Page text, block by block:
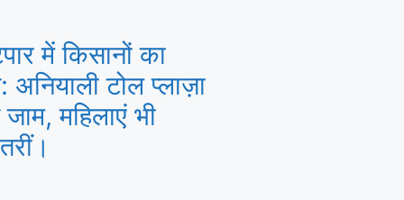
में किसानों का
टोल प्लाज़ा
महिलाएं भी